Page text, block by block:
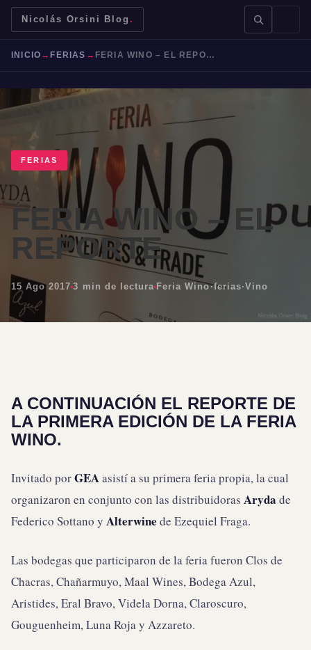
Nicolás Orsini Blog .
BUSCAR →
Mendoza Malbec Bodegas Jujuy
INICIO → FERIAS → FERIA WINO – EL REPORTE
FERIAS
FERIA WINO – EL
REPORTE
15 Ago 2017 3 min de lectura Feria Wino·ferias·Vino
A CONTINUACIÓN EL REPORTE DE
LA PRIMERA EDICIÓN DE LA FERIA
WINO.
Invitado porGEAasistí a su primera feria propia, la cual
organizaron en conjunto con las distribuidoras Aryda de
Federico Sottano y Alterwine de Ezequiel Fraga.
Las bodegas que participaron de la feria fueron Clos de
Chacras, Chañarmuyo, Maal Wines, Bodega Azul,
Aristides, Eral Bravo, Videla Dorna, Claroscuro,
Gouguenheim, Luna Roja y Azzareto.